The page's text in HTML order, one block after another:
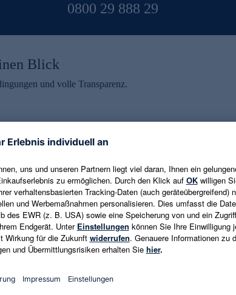
0800 29 888 29
Blick
und volle Transparenz.
aktuelle Trends,
Dankeschön
ist jederzeit in
E-Mail-Adresse eingeben
Es gelten die Datenschutzrichtlinien